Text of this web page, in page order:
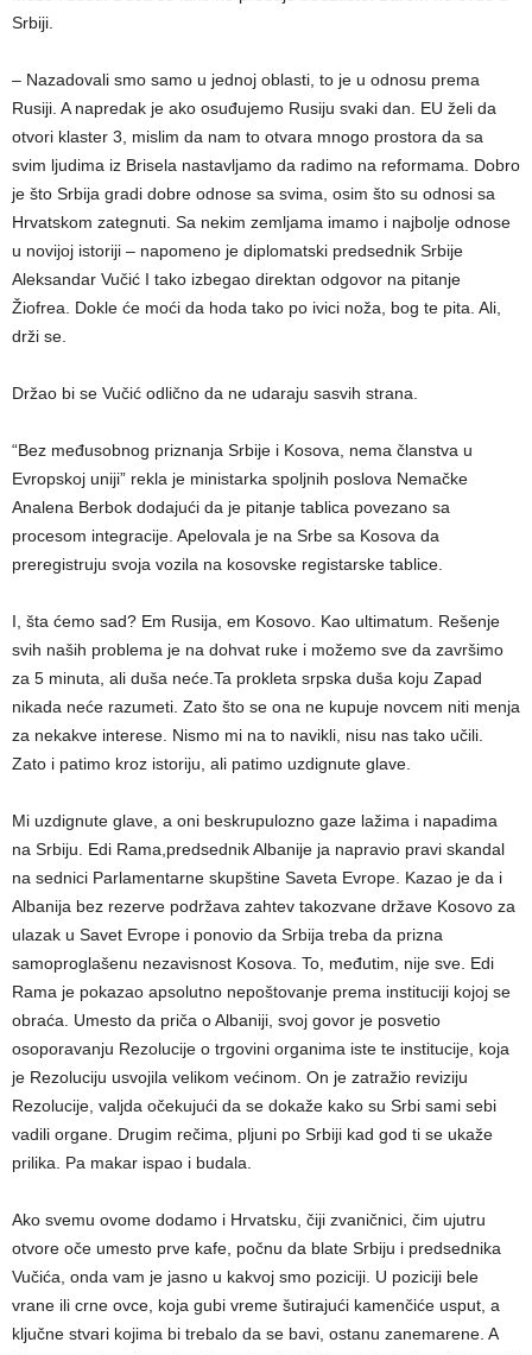
Srbiji.
– Nazadovali smo samo u jednoj oblasti, to je u odnosu prema
Rusiji. A napredak je ako osuđujemo Rusiju svaki dan. EU želi da
otvori klaster 3, mislim da nam to otvara mnogo prostora da sa
svim ljudima iz Brisela nastavljamo da radimo na reformama. Dobro
je što Srbija gradi dobre odnose sa svima, osim što su odnosi sa
Hrvatskom zategnuti. Sa nekim zemljama imamo i najbolje odnose
u novijoj istoriji – napomeno je diplomatski predsednik Srbije
Aleksandar Vučić I tako izbegao direktan odgovor na pitanje
Žiofrea. Dokle će moći da hoda tako po ivici noža, bog te pita. Ali,
drži se.
Držao bi se Vučić odlično da ne udaraju sasvih strana.
“Bez međusobnog priznanja Srbije i Kosova, nema članstva u
Evropskoj uniji” rekla je ministarka spoljnih poslova Nemačke
Analena Berbok dodajući da je pitanje tablica povezano sa
procesom integracije. Apelovala je na Srbe sa Kosova da
preregistruju svoja vozila na kosovske registarske tablice.
I, šta ćemo sad? Em Rusija, em Kosovo. Kao ultimatum. Rešenje
svih naših problema je na dohvat ruke i možemo sve da završimo
za 5 minuta, ali duša neće.Ta prokleta srpska duša koju Zapad
nikada neće razumeti. Zato što se ona ne kupuje novcem niti menja
za nekakve interese. Nismo mi na to navikli, nisu nas tako učili.
Zato i patimo kroz istoriju, ali patimo uzdignute glave.
Mi uzdignute glave, a oni beskrupulozno gaze lažima i napadima
na Srbiju. Edi Rama,predsednik Albanije ja napravio pravi skandal
na sednici Parlamentarne skupštine Saveta Evrope. Kazao je da i
Albanija bez rezerve podržava zahtev takozvane države Kosovo za
ulazak u Savet Evrope i ponovio da Srbija treba da prizna
samoproglašenu nezavisnost Kosova. To, međutim, nije sve. Edi
Rama je pokazao apsolutno nepoštovanje prema instituciji kojoj se
obraća. Umesto da priča o Albaniji, svoj govor je posvetio
osoporavanju Rezolucije o trgovini organima iste te institucije, koja
je Rezoluciju usvojila velikom većinom. On je zatražio reviziju
Rezolucije, valjda očekujući da se dokaže kako su Srbi sami sebi
vadili organe. Drugim rečima, pljuni po Srbiji kad god ti se ukaže
prilika. Pa makar ispao i budala.
Ako svemu ovome dodamo i Hrvatsku, čiji zvaničnici, čim ujutru
otvore oče umesto prve kafe, počnu da blate Srbiju i predsednika
Vučića, onda vam je jasno u kakvoj smo poziciji. U poziciji bele
vrane ili crne ovce, koja gubi vreme šutirajući kamenčiće usput, a
ključne stvari kojima bi trebalo da se bavi, ostanu zanemarene. A